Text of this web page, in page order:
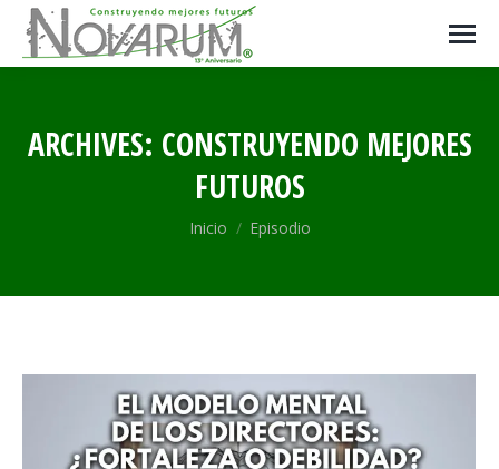
ARCHIVES: CONSTRUYENDO MEJORES
FUTUROS
Estás aquí:
Inicio Episodio